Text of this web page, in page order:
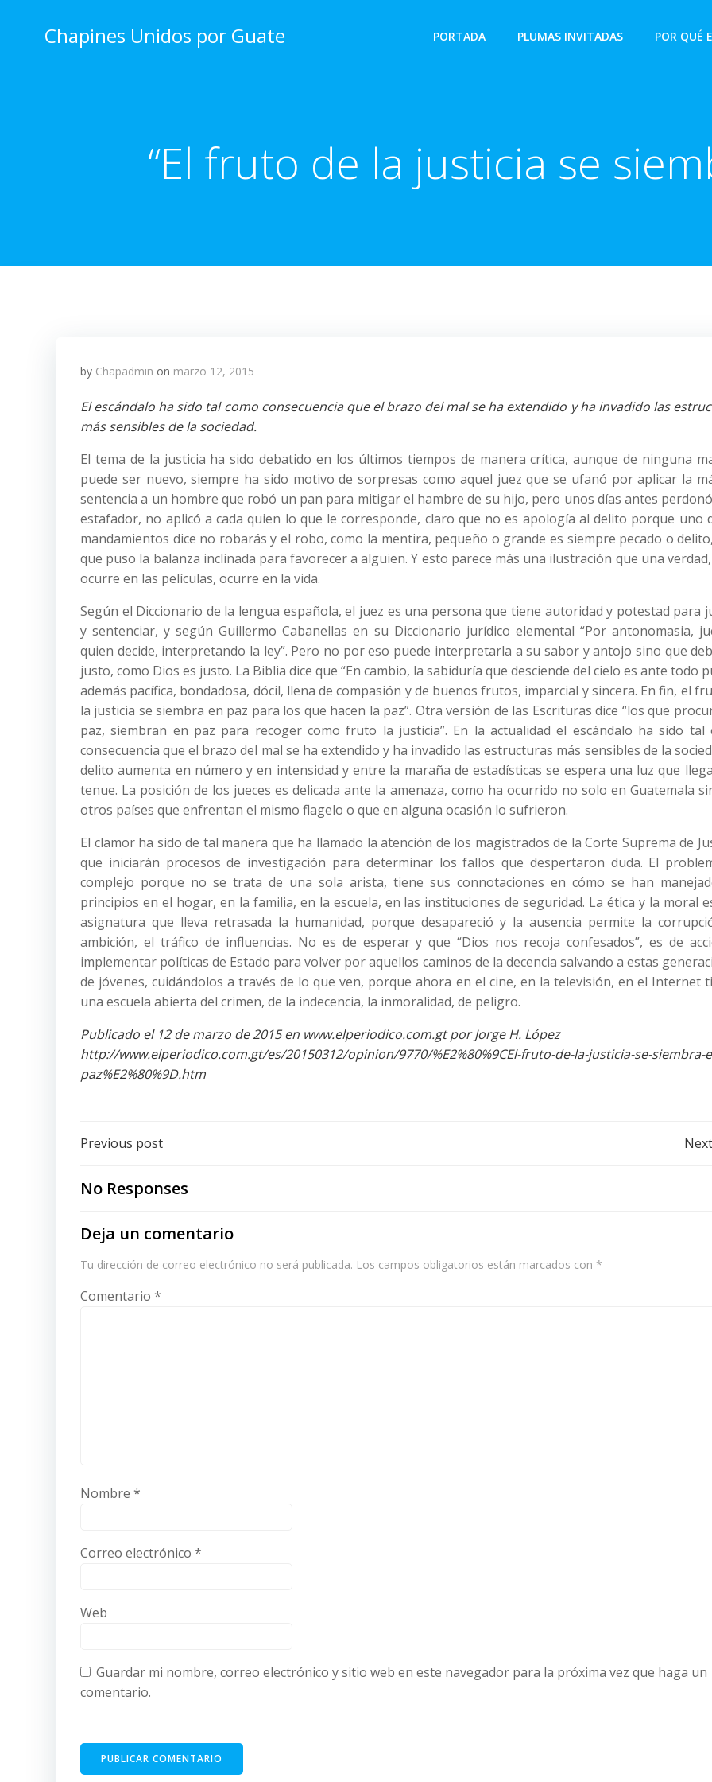
Chapines Unidos por Guate PORTADA PLUMAS INVITADAS POR QUÉ
“El fruto de la justicia se
by Chapadmin on marzo 12, 2015
El escándalo ha sido tal como consecuencia que el brazo del mal se ha extendido y ha invadido las
más sensibles de la sociedad.
El tema de la justicia ha sido debatido en los últimos tiempos de manera crítica, aunque de ninguna
puede ser nuevo, siempre ha sido motivo de sorpresas como aquel juez que se ufanó por aplicar la
sentencia a un hombre que robó un pan para mitigar el hambre de su hijo, pero unos días antes
estafador, no aplicó a cada quien lo que le corresponde, claro que no es apología al delito porque uno
mandamientos dice no robarás y el robo, como la mentira, pequeño o grande es siempre pecado o
que puso la balanza inclinada para favorecer a alguien. Y esto parece más una ilustración que una
ocurre en las películas, ocurre en la vida.
Según el Diccionario de la lengua española, el juez es una persona que tiene autoridad y potestad para
y sentenciar, y según Guillermo Cabanellas en su Diccionario jurídico elemental “Por antonomasia,
quien decide, interpretando la ley”. Pero no por eso puede interpretarla a su sabor y antojo sino que
justo, como Dios es justo. La Biblia dice que “En cambio, la sabiduría que desciende del cielo es ante todo
además pacífica, bondadosa, dócil, llena de compasión y de buenos frutos, imparcial y sincera. En fin, el
la justicia se siembra en paz para los que hacen la paz”. Otra versión de las Escrituras dice “los que
paz, siembran en paz para recoger como fruto la justicia”. En la actualidad el escándalo ha sido tal
consecuencia que el brazo del mal se ha extendido y ha invadido las estructuras más sensibles de la
delito aumenta en número y en intensidad y entre la maraña de estadísticas se espera una luz que
tenue. La posición de los jueces es delicada ante la amenaza, como ha ocurrido no solo en Guatemala
otros países que enfrentan el mismo flagelo o que en alguna ocasión lo sufrieron.
El clamor ha sido de tal manera que ha llamado la atención de los magistrados de la Corte Suprema de
que iniciarán procesos de investigación para determinar los fallos que despertaron duda. El
complejo porque no se trata de una sola arista, tiene sus connotaciones en cómo se han
principios en el hogar, en la familia, en la escuela, en las instituciones de seguridad. La ética y la moral
asignatura que lleva retrasada la humanidad, porque desapareció y la ausencia permite la
ambición, el tráfico de influencias. No es de esperar y que “Dios nos recoja confesados”, es de
implementar políticas de Estado para volver por aquellos caminos de la decencia salvando a estas
de jóvenes, cuidándolos a través de lo que ven, porque ahora en el cine, en la televisión, en el Internet
una escuela abierta del crimen, de la indecencia, la inmoralidad, de peligro.
Publicado el 12 de marzo de 2015 en www.elperiodico.com.gt por Jorge H. López
http://www.elperiodico.com.gt/es/20150312/opinion/9770/%E2%80%9CEl-fruto-de-la-justicia-se-siembra-
paz%E2%80%9D.htm
Post
navigation
Previous post
No Responses
Deja un comentario
Tu dirección de correo electrónico no será publicada. Los campos obligatorios están marcados con *
Comentario *
Nombre *
Correo electrónico *
Web
Guardar mi nombre, correo electrónico y sitio web en este navegador para la próxima vez que haga un
comentario.